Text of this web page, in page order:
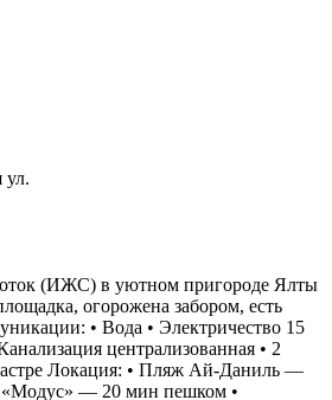
ул.
(ИЖС) в уютном пригороде Ялты
огорожена забором, есть
• Вода • Электричество 15
централизованная • 2
Локация: • Пляж Ай‑Даниль —
— 20 мин пешком •